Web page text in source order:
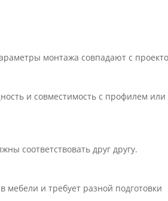
монтажа совпадают с
и совместимость с профилем или
соответствовать друг другу.
и требует разной подготовки